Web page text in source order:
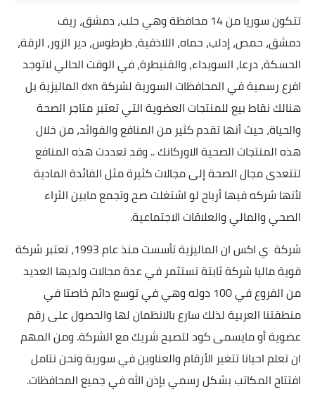
تتكون سوريا من 14 محافظة وهي حلب، دمشق،
ريف
دمشق، حمص،إدلب، حماه، اللاذقية، طرطوس، دير الزور، الرقة،
الحسكة، درعا، السويداء،والقنيطرة، في الوقت الحالي لاتوجد
افرع رسمية في المحافظات السورية لشركة dxn الماليزية بل
هنالك نقاط بيع للمنتجات العضوية التي تعتبر متاجر الصحة
والحياة، حيث أنها تقدم كثير من المنافع والفوائد، من خلال
هذه المنتجات الصحية الاوركانك .. وقد تعددت هذه المنافع
لتتعدى مجال الصحة إلى مجالات كثيرة مثل الفائدة المادية
لأنها شركه فيها أرباح لو اشتغلت صح وتجمع مابين الثراء
الصحي والمالي والعلاقات الاجتماعية.
شركة ي اكس ان الماليزية تأسست منذ عام 1993، تعتبر شركة
قوية ماليا شركة ثابتة تستثمر في عدة مجالات ولديها العديد
من الفروع في 100 دوله وهي في توسع دائم خاصتا في
منطقتنا العربية لذلك سارع بالانظمان لها والحصول على رقم
عضوية أو مايسمى كود لتصبح شريك مع الشركة. ومن المهم
ان تعلم احيانا تتغير الأرقام والعناوين في سورية ونحن نتامل
افتتاح المكاتب بشكل رسمي بإذن الله في جميع المحافظات.